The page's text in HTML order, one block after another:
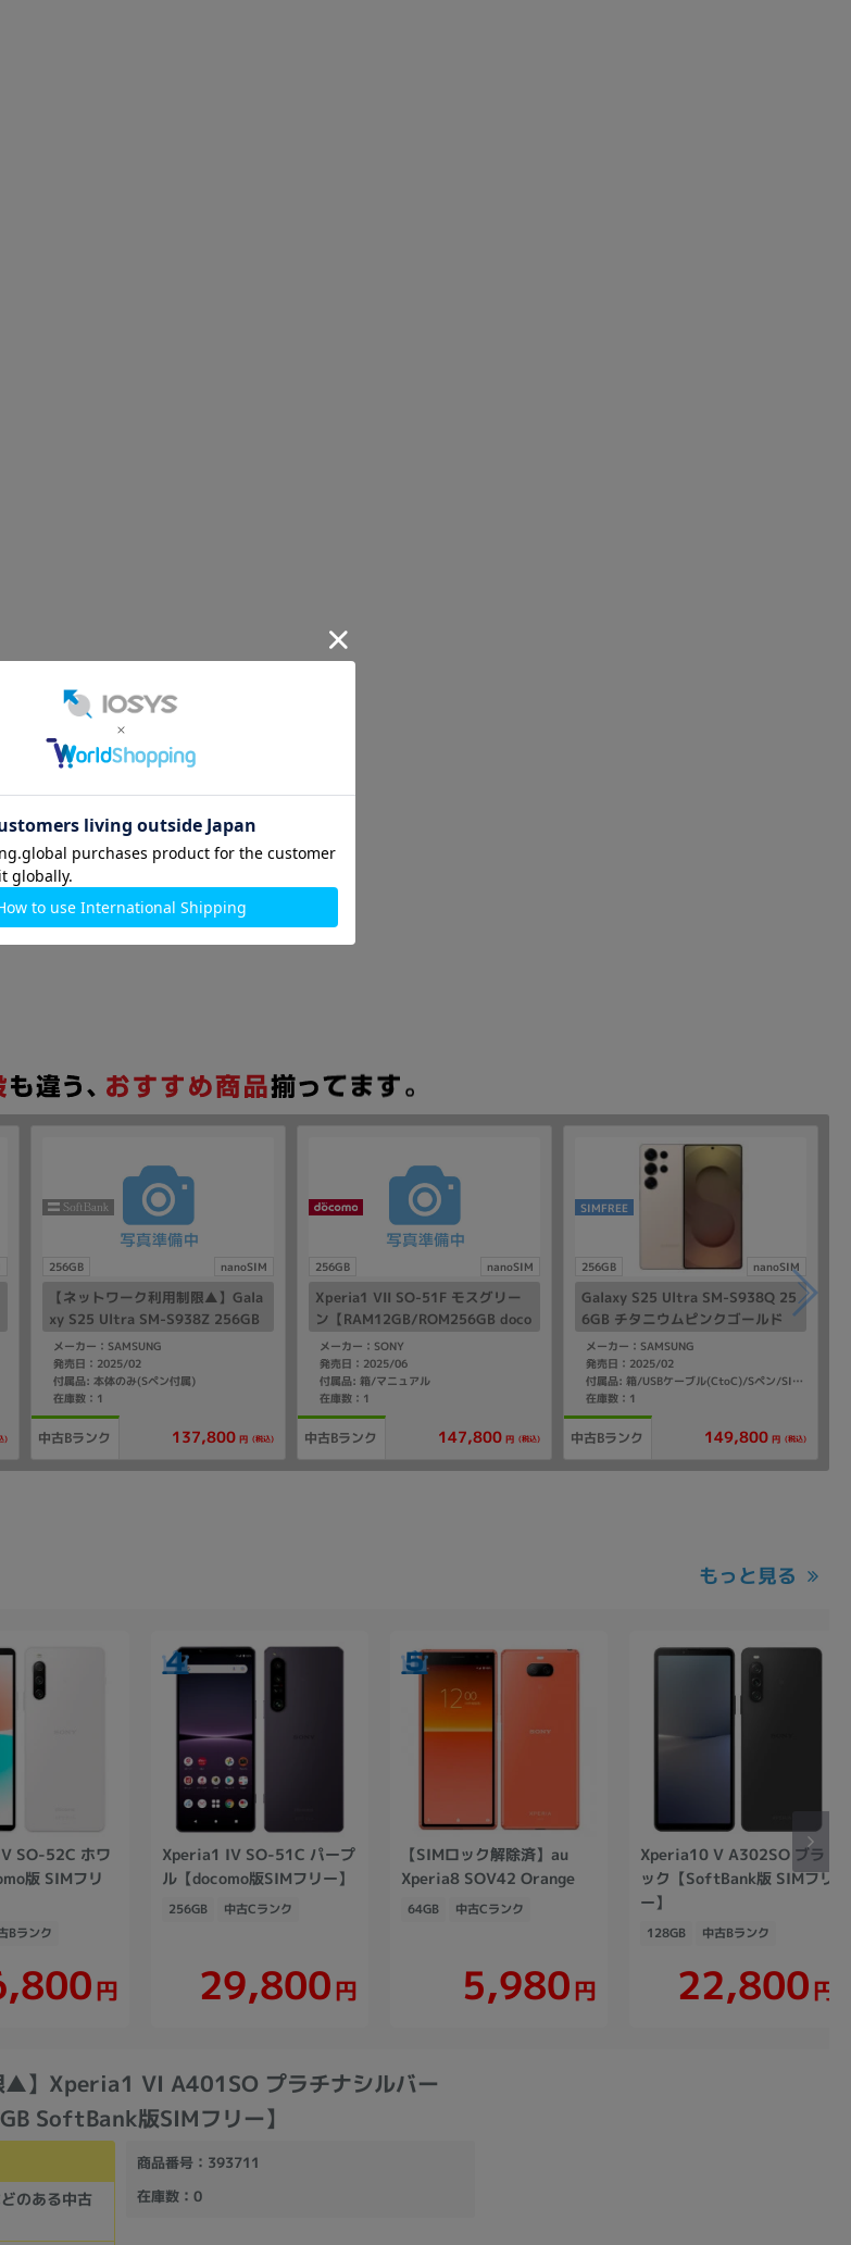
)
256GB nanoSIM
【ネットワーク利用制限▲】Gala
xy S25 Ultra SM-S938Z 256GB
チタニウムシルバーブルー【Soft
Bank版 SIMフリー】
メーカー：SAMSUNG
発売日：2025/02
付属品: 本体のみ(Sペン付属)
在庫数：1
中古Bランク 137,800 円 (税込)
256GB nanoSIM
Xperia1 VII SO-51F モスグリー
ン【RAM12GB/ROM256GB doco
mo版SIMフリー】
メーカー：SONY
発売日：2025/06
付属品: 箱/マニュアル
在庫数：1
中古Bランク 147,800 円 (税込)
256GB nanoSIM
SIMFREE
Galaxy S25 Ultra SM-S938Q 25
6GB チタニウムピンクゴールド
【国内版 SIMフリー】
メーカー：SAMSUNG
発売日：2025/02
付属品: 箱/USBケーブル(CtoC)/Sペン/SIM取り出し用ピン/マニュアル
在庫数：1
中古Bランク 149,800 円 (税込)
もっと見る
SO-52C ホワ
版 SIMフリ
Bランク
円
Xperia1 IV SO-51C パープ
ル【docomo版SIMフリー】
256GB 中古Cランク
29,800円
【SIMロック解除済】au
Xperia8 SOV42 Orange
64GB 中古Cランク
5,980円
Xperia10 V A302SO ブラ
ック【SoftBank版 SIMフリ
ー】
128GB 中古Bランク
22,800円
▲】Xperia1 VI A401SO プラチナシルバー
SoftBank版SIMフリー】
のある中古
商品番号：393711
在庫数：0